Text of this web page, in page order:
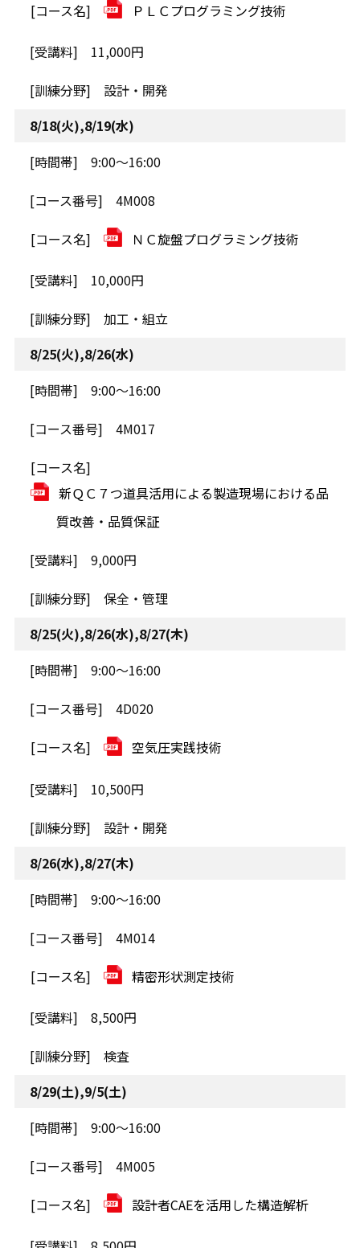
ＰＬＣプログラミング技術
11,000円
設計・開発
8/18(火),8/19(水)
9:00～16:00
4M008
ＮＣ旋盤プログラミング技術
10,000円
加工・組立
8/25(火),8/26(水)
9:00～16:00
4M017
新ＱＣ７つ道具活用による製造現場における品
質改善・品質保証
9,000円
保全・管理
8/25(火),8/26(水),8/27(木)
9:00～16:00
4D020
空気圧実践技術
10,500円
設計・開発
8/26(水),8/27(木)
9:00～16:00
4M014
精密形状測定技術
8,500円
検査
8/29(土),9/5(土)
9:00～16:00
4M005
設計者CAEを活用した構造解析